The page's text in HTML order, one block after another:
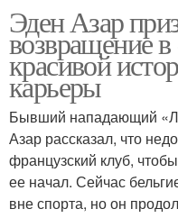
Эден Азар
возвращение
красивой
карьеры
Бывший нападающий
Азар рассказал, что
французский клуб,
ее начал. Сейчас
вне спорта, но он